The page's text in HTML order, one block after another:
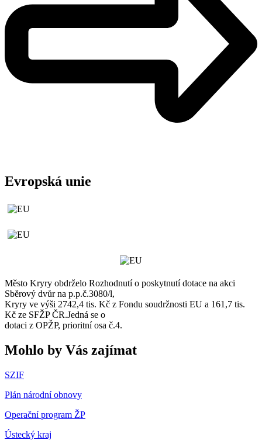
Evropská unie
Město Kryry obdrželo Rozhodnutí o poskytnutí dotace na akci
Sběrový dvůr na p.p.č.3080/l,
Kryry ve výši 2742,4 tis. Kč z Fondu soudržnosti EU a 161,7 tis.
Kč ze SFŽP ČR.Jedná se o
dotaci z OPŽP, prioritní osa č.4.
Mohlo by Vás zajímat
SZIF
Plán národní obnovy
Operační program ŽP
Ústecký kraj